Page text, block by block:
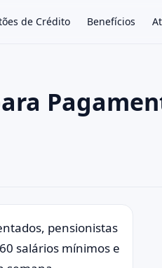
de Crédito Benefícios
×
pensionistas
salários mínimos e